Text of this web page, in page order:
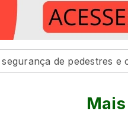
pedestres e condutores